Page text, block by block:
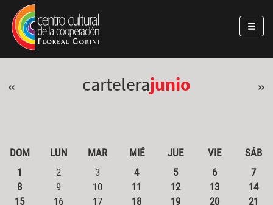
Pasar al contenido principal
Jump to main content
« cartelerajunio »
DOM LUN MAR MIÉ JUE VIE
SÁB
1
2 3 4 5 6
7
8
9 10 11 12 13
14
15
16 17 18 19 20
21